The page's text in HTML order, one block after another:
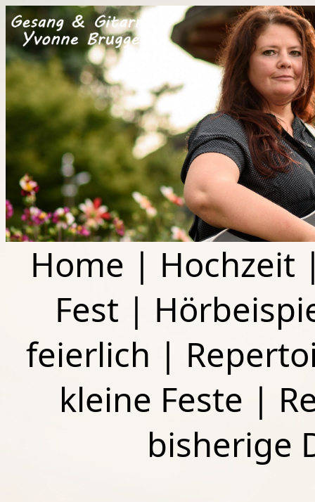
Home | Hochzeit
Fest |
feierlich |
kleine Feste |
bisherige